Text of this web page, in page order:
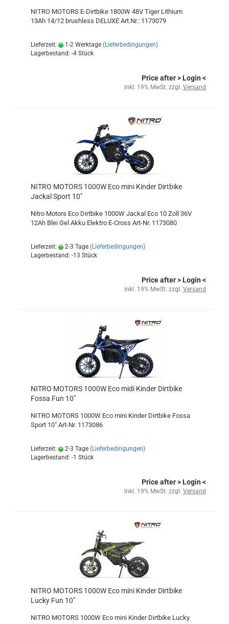
NITRO MOTORS E-Dirtbike 1800W 48V Tiger Lithium
13Ah 14/12 brushless DELUXE Art.Nr.: 1173079
Lieferzeit: 1-2 Werktage (Lieferbedingungen)
Lagerbestand: -4 Stück
Price after> Login <
inkl. 19% MwSt. zzgl. Versand
NITRO MOTORS 1000W Eco mini Kinder Dirtbike
Jackal Sport 10"
Nitro Motors Eco Dirtbike 1000W Jackal Eco 10 Zoll 36V
12Ah Blei Gel Akku Elektro E-Cross Art-Nr. 1173080
Lieferzeit: 2-3 Tage (Lieferbedingungen)
Lagerbestand: -13 Stück
Price after> Login <
inkl. 19% MwSt. zzgl. Versand
NITRO MOTORS 1000W Eco midi Kinder Dirtbike
Fossa Fun 10"
NITRO MOTORS 1000W Eco mini Kinder Dirtbike Fossa
Sport 10" Art-Nr. 1173086
Lieferzeit: 2-3 Tage (Lieferbedingungen)
Lagerbestand: -1 Stück
Price after> Login <
inkl. 19% MwSt. zzgl. Versand
NITRO MOTORS 1000W Eco mini Kinder Dirtbike
Lucky Fun 10"
NITRO MOTORS 1000W Eco mini Kinder Dirtbike Lucky